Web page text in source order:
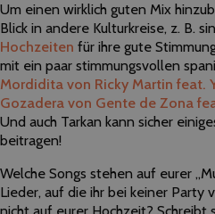
Um einen wirklich guten Mix
Blick in andere Kulturkreise, z. B.
Hochzeiten für ihre gute
mit ein paar stimmungsvollen
Mordidita von Ricky Martin feat.
Gozadera von Gente de Zona
Und auch Tarkan kann sicher
beitragen!
Welche Songs stehen auf eurer
Lieder, auf die ihr bei keiner Party